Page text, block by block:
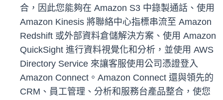
合，因此您能夠在 Amazon S3 中錄製通話、使用
Amazon Kinesis 將聯絡中心指標串流至 Amazon
Redshift 或外部資料倉儲解決方案、使用 Amazon
QuickSight 進行資料視覺化和分析，並使用 AWS
Directory Service 來讓客服使用公司憑證登入
Amazon Connect。Amazon Connect 還與領先的
CRM、員工管理、分析和服務台產品整合，使您